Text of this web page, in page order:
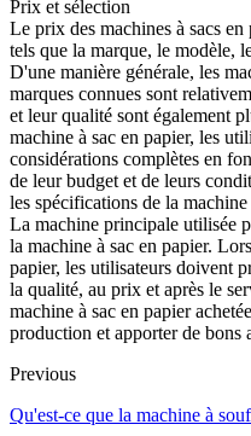
Prix ​​et sélection
Le prix des machines à sacs
tels que la marque, le modèle,
D'une manière générale, les
marques connues sont
et leur qualité sont également
machine à sac en papier, les
considérations complètes en
de leur budget et de leurs
les spécifications de la
La machine principale utilisée
la machine à sac en papier.
papier, les utilisateurs doivent
la qualité, au prix et après le
machine à sac en papier
production et apporter de bons
Previous
Qu'est-ce que la machine à